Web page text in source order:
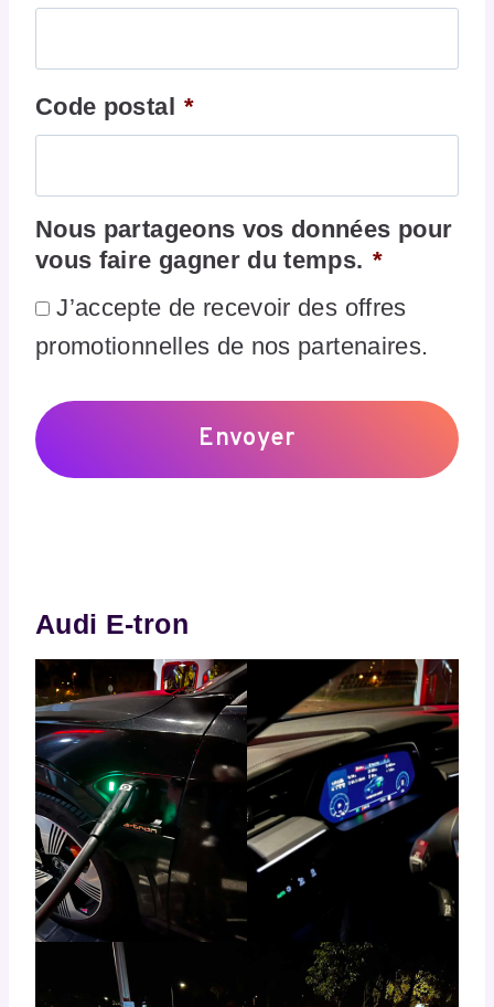
Code postal *
Nous partageons vos données pour
vous faire gagner du temps. *
J’accepte de recevoir des offres
promotionnelles de nos partenaires.
Audi E-tron